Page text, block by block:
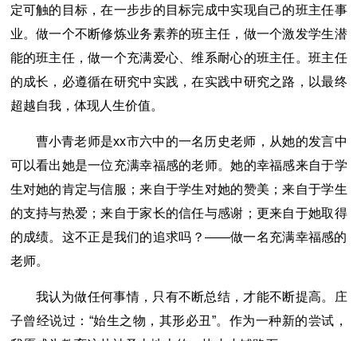
定可触的目标，在一步步的目标完成中实现自己的班主任事
业。做一个不断修炼业务素养的班主任，做一个激发学生潜
能的班主任，做一个充满爱心、维系耐心的班主任。班主任
的成长，必遵循在研究中实践，在实践中研究之路，以最终
超越自我，体现人生价值。
曹小青老师是xx市六中的一名历史老师，从她的发言中
可以看出她是一位充满幸福感的老师。她的幸福感来自于学
生对她的肯定与信服；来自于学生对她的赞美；来自于学生
的支持与热爱；来自于家长的信任与感谢；更来自于她取得
的成绩。这不正是我们的追求吗？――做一名充满幸福感的
老师。
我认为做任何事情，只有不断总结，才能不断提高。庄
子曾经说过：“始生之物，其形必丑”。作为一种新的尝试，